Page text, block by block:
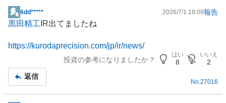
掲
示
記
6dd***** 2026/7/1 19:09報告
黒田精工 IR出てましたね
https://kurodaprecision.com/jp/ir/news/
投資の参考になりましたか？
はい
8
いいえ
2
返信
No.27016